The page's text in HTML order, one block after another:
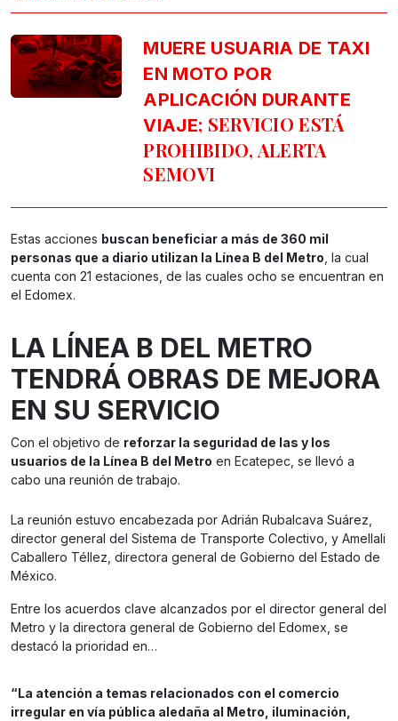
MUERE USUARIA DE TAXI
EN MOTO POR
APLICACIÓN DURANTE
VIAJE; SERVICIO ESTÁ
PROHIBIDO, ALERTA
SEMOVI
Estas acciones buscan beneficiar a más de 360 mil
personas que a diario utilizan la Línea B del Metro, la cual
cuenta con 21 estaciones, de las cuales ocho se encuentran en
el Edomex.
LA LÍNEA B DEL METRO
TENDRÁ OBRAS DE MEJORA
EN SU SERVICIO
Con el objetivo de reforzar la seguridad de las y los
usuarios de la Línea B del Metro en Ecatepec, se llevó a
cabo una reunión de trabajo.
La reunión estuvo encabezada por Adrián Rubalcava Suárez,
director general del Sistema de Transporte Colectivo, y Amellali
Caballero Téllez, directora general de Gobierno del Estado de
México.
Entre los acuerdos clave alcanzados por el director general del
Metro y la directora general de Gobierno del Edomex, se
destacó la prioridad en…
“La atención a temas relacionados con el comercio
irregular en vía pública aledaña al Metro, iluminación,